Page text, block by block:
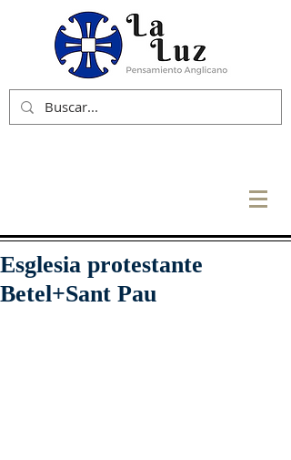
Esglesia protestante
Betel+Sant Pau